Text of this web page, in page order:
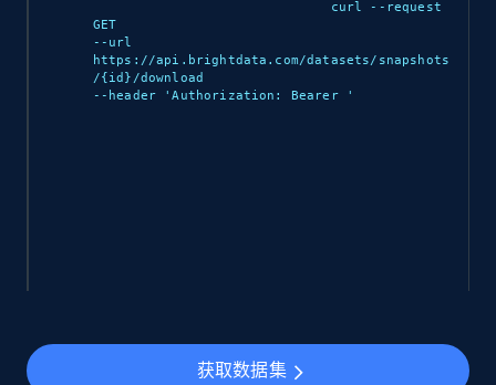
991+ 162+ 立即购买
curl --request
GET
--url
https://api.brightdata.com/datasets/snapshots
/{id}/download
--header 'Authorization: Bearer
'
获取数据集